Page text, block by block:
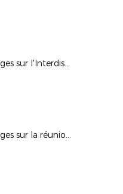
Retour en images sur l'Interdistrict U13
Retour en images sur la réunion d'EPEGARD